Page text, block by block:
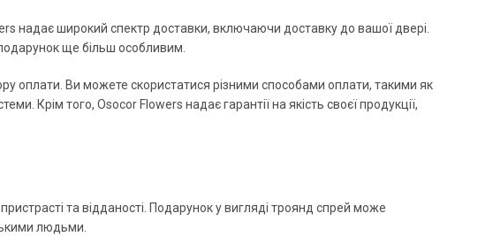
надає широкий спектр доставки, включаючи доставку до вашої двері.
ще більш особливим.
оплати. Ви можете скористатися різними способами оплати, такими як
Крім того, Osocor Flowers надає гарантії на якість своєї продукції,
та відданості. Подарунок у вигляді троянд спрей може
людьми.